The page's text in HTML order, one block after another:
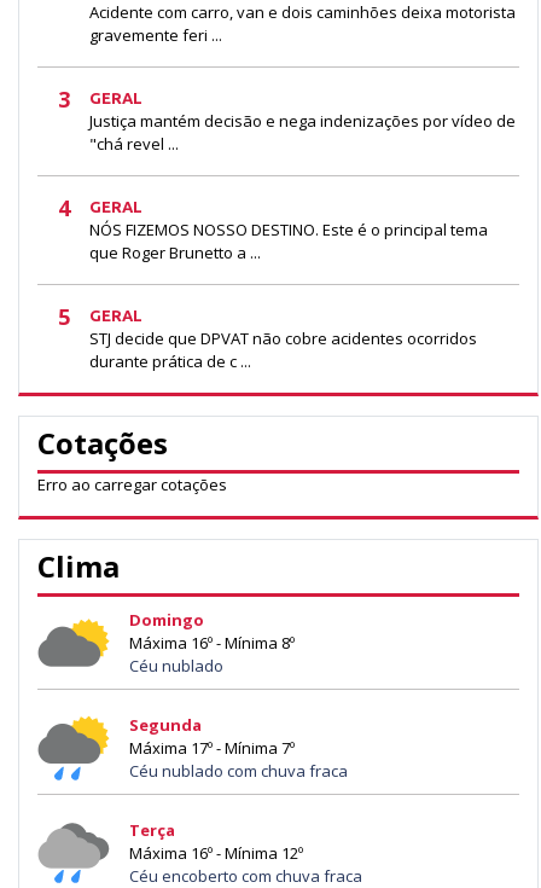
Acidente com carro, van e dois caminhões deixa motorista
gravemente feri ...
3 GERAL
Justiça mantém decisão e nega indenizações por vídeo de
"chá revel ...
4 GERAL
NÓS FIZEMOS NOSSO DESTINO. Este é o principal tema
que Roger Brunetto a ...
5 GERAL
STJ decide que DPVAT não cobre acidentes ocorridos
durante prática de c ...
Cotações
Erro ao carregar cotações
Clima
Domingo
Máxima 16º - Mínima 8º
Céu nublado
Segunda
Máxima 17º - Mínima 7º
Céu nublado com chuva fraca
Terça
Máxima 16º - Mínima 12º
Céu encoberto com chuva fraca